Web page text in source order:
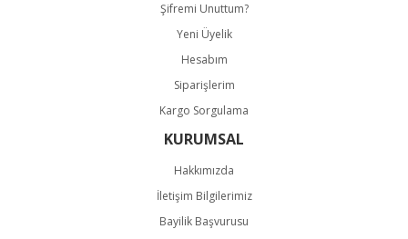
Gönder
Şifremi Unuttum?
Yeni Üyelik
Hesabım
Siparişlerim
Kargo Sorgulama
KURUMSAL
Hakkımızda
İletişim Bilgilerimiz
Bayilik Başvurusu